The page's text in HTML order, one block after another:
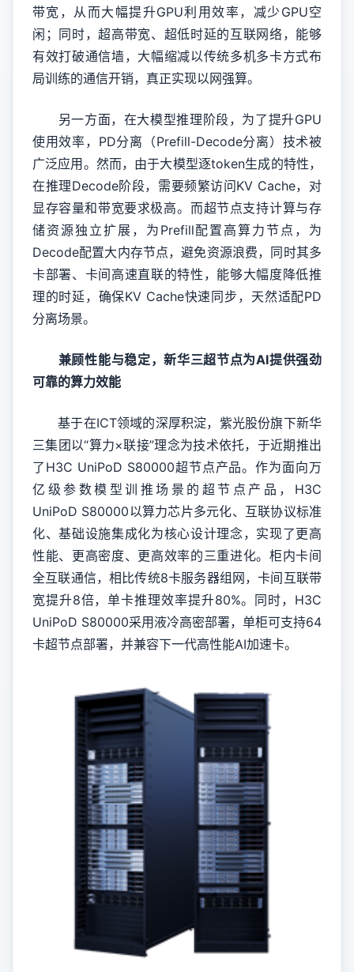
带宽，从而大幅提升GPU利用效率，减少GPU空
闲；同时，超高带宽、超低时延的互联网络，能够
有效打破通信墙，大幅缩减以传统多机多卡方式布
局训练的通信开销，真正实现以网强算。
另一方面，在大模型推理阶段，为了提升GPU
使用效率，PD分离（Prefill-Decode分离）技术被
广泛应用。然而，由于大模型逐token生成的特性，
在推理Decode阶段，需要频繁访问KV Cache，对
显存容量和带宽要求极高‌。而超节点支持‌计算与存
储资源独立扩展，为Prefill配置高算力节点，为
Decode配置大内存节点，避免资源浪费，同时‌其多
卡部署、卡间高速直联的特性，能够大幅度降低推
理的时延，确保KV Cache快速同步‌，天然适配PD
分离场景。
兼顾性能与稳定，新华三超节点为AI提供强劲
可靠的算力效能
基于在ICT领域的深厚积淀，紫光股份旗下新华
三集团以“算力×联接”理念为技术依托，于近期推出
了H3C UniPoD S80000超节点产品。作为面向万
亿级参数模型训推场景的超节点产品，H3C
UniPoD S80000以算力芯片多元化、互联协议标准
化、基础设施集成化为核心设计理念，实现了更高
性能、更高密度、更高效率的三重进化。柜内卡间
全互联通信，相比传统8卡服务器组网，卡间互联带
宽提升8倍，单卡推理效率提升80%。同时，H3C
UniPoD S80000采用液冷高密部署，单柜可支持64
卡超节点部署，并兼容下一代高性能AI加速卡。